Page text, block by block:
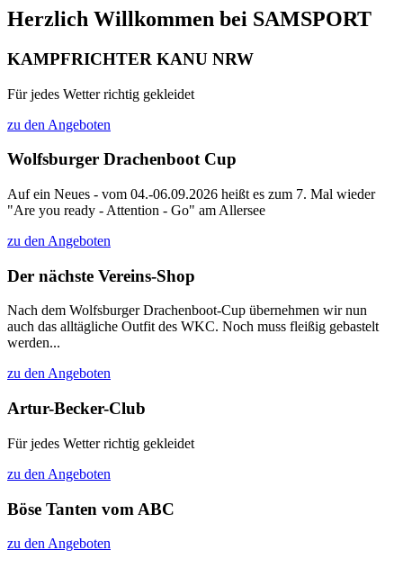
Herzlich Willkommen bei SAMSPORT
KAMPFRICHTER KANU NRW
Für jedes Wetter richtig gekleidet
zu den Angeboten
Wolfsburger Drachenboot Cup
Auf ein Neues - vom 04.-06.09.2026 heißt es zum 7. Mal wieder
"Are you ready - Attention - Go" am Allersee
zu den Angeboten
Der nächste Vereins-Shop
Nach dem Wolfsburger Drachenboot-Cup übernehmen wir nun
auch das alltägliche Outfit des WKC. Noch muss fleißig gebastelt
werden...
zu den Angeboten
Artur-Becker-Club
Für jedes Wetter richtig gekleidet
zu den Angeboten
Böse Tanten vom ABC
zu den Angeboten